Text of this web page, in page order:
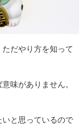
だやり方を知って
味がありません。
と思っているので